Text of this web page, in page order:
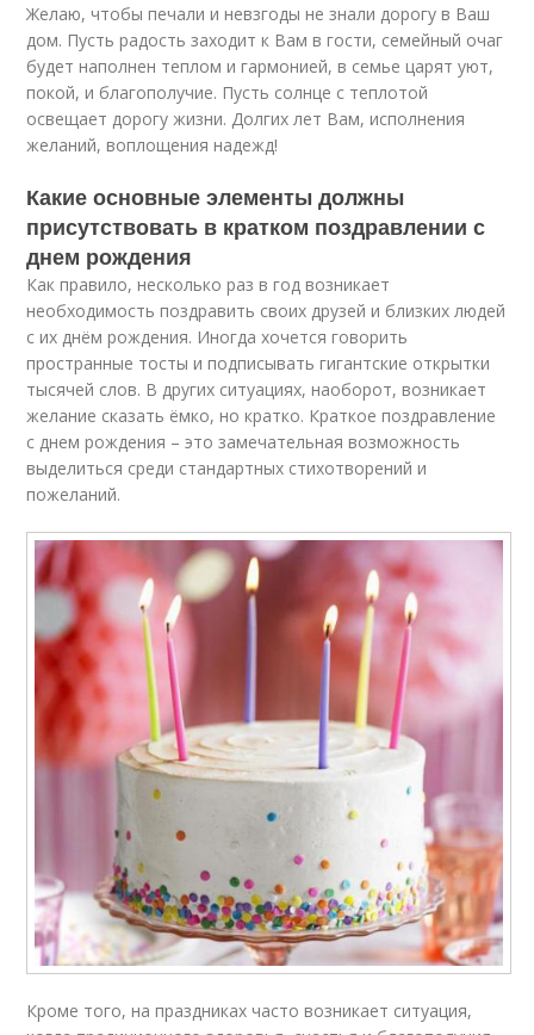
Желаю, чтобы печали и невзгоды не знали дорогу в Ваш
дом. Пусть радость заходит к Вам в гости, семейный очаг
будет наполнен теплом и гармонией, в семье царят уют,
покой, и благополучие. Пусть солнце с теплотой
освещает дорогу жизни. Долгих лет Вам, исполнения
желаний, воплощения надежд!
Какие основные элементы должны
присутствовать в кратком поздравлении с
днем рождения
Как правило, несколько раз в год возникает
необходимость поздравить своих друзей и близких людей
с их днём рождения. Иногда хочется говорить
пространные тосты и подписывать гигантские открытки
тысячей слов. В других ситуациях, наоборот, возникает
желание сказать ёмко, но кратко. Краткое поздравление
с днем рождения – это замечательная возможность
выделиться среди стандартных стихотворений и
пожеланий.
Кроме того, на праздниках часто возникает ситуация,